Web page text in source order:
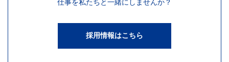
仕事を私たちと一緒にしませんか？
採用情報はこちら